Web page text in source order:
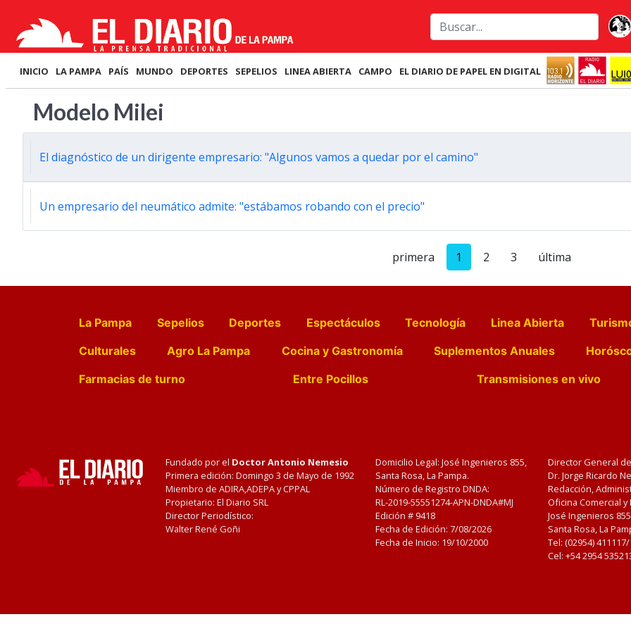
INICIO LA PAMPA PAÍS MUNDO DEPORTES SEPELIOS LINEA ABIERTA CAMPO EL DIARIO DE PAPEL EN DIGITAL
Modelo Milei
El diagnóstico de un dirigente empresario: "Algunos vamos a quedar por el camino"
Un empresario del neumático admite: "estábamos robando con el precio"
primera 1 2 3 última
La Pampa Sepelios Deportes Espectáculos Tecnología Linea Abierta
Culturales
Agro La Pampa Cocina y Gastronomía Suplementos Anuales
Farmacias de turno
Entre Pocillos Transmisiones en vivo
Fundado por el Doctor Antonio Nemesio
Primera edición: Domingo 3 de Mayo de 1992
Miembro de ADIRA,ADEPA y CPPAL
Propietario: El Diario SRL
Director Periodístico:
Walter René Goñi
Domicilio Legal: José Ingenieros 855,
Santa Rosa, La Pampa.
Número de Registro DNDA:
RL-2019-55551274-APN-DNDA#MJ
Edición # 9418
Fecha de Edición: 7/08/2026
Fecha de Inicio: 19/10/2000
Director General
Dr. Jorge Ricardo
Redacción,
Oficina Comercial
José Ingenieros
Santa Rosa, La
Tel: (02954)
Cel: +54 2954